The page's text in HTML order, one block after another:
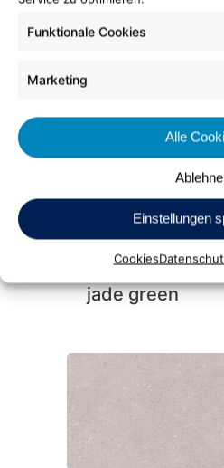
Funktionale Cookies
Marketing
Alle
Einstellungen
Cookies
Bioboden Chip
Bioboden Chip
jade green